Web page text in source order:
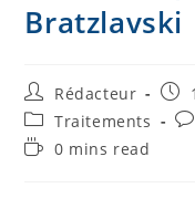
Bratzlavski
Auteur/autrice
de
la
publication :
Rédacteur
Post
category:
Traitements
Temps0 mins read